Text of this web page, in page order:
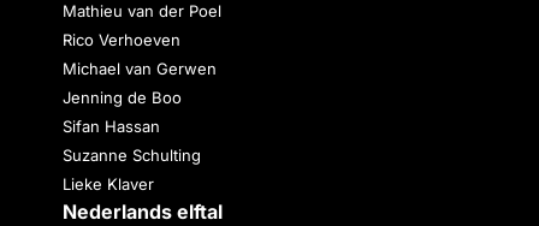
Mathieu van der Poel
Rico Verhoeven
Michael van Gerwen
Jenning de Boo
Sifan Hassan
Suzanne Schulting
Lieke Klaver
Nederlands elftal